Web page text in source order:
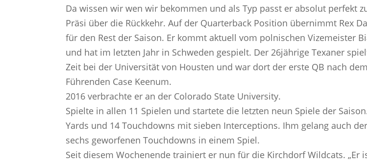
Da wissen wir wen wir bekommen und als Typ passt er absolut perfekt
Präsi über die Rückkehr. Auf der Quarterback Position übernimmt Rex
für den Rest der Saison. Er kommt aktuell vom polnischen Vizemeister
und hat im letzten Jahr in Schweden gespielt. Der 26jährige Texaner
Zeit bei der Universität von Housten und war dort der erste QB nach
Führenden Case Keenum.
2016 verbrachte er an der Colorado State University.
Spielte in allen 11 Spielen und startete die letzten neun Spiele der
Yards und 14 Touchdowns mit sieben Interceptions. Ihm gelang auch
sechs geworfenen Touchdowns in einem Spiel.
Seit diesem Wochenende trainiert er nun für die Kirchdorf Wildcats. „Er